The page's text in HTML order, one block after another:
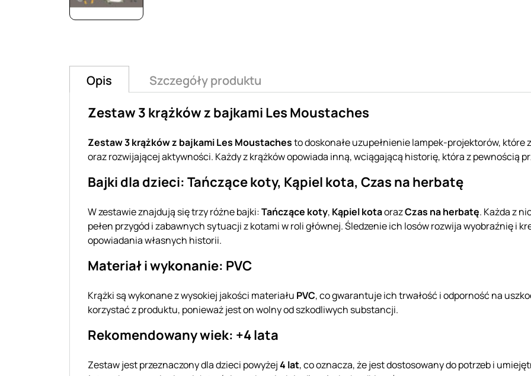
Opis Szczegóły produktu
Zestaw 3 krążków z bajkami Les Moustaches
Zestaw 3 krążków z bajkami Les Moustachesto doskonałe uzupełnienie lampek-projektorów, które
oraz rozwijającej aktywności. Każdy z krążków opowiada inną, wciągającą historię, która z pewnością
Bajki dla dzieci: Tańczące koty, Kąpiel kota, Czas na herbatę
W zestawie znajdują się trzy różne bajki:Tańczące koty, Kąpiel kotaorazCzas na herbatę. Każda z
pełen przygód i zabawnych sytuacji z kotami w roli głównej. Śledzenie ich losów rozwija wyobraźnię i
opowiadania własnych historii.
Materiał i wykonanie: PVC
Krążki są wykonane z wysokiej jakości materiału PVC, co gwarantuje ich trwałość i odporność na
korzystać z produktu, ponieważ jest on wolny od szkodliwych substancji.
Rekomendowany wiek: +4 lata
Zestaw jest przeznaczony dla dzieci powyżej4 lat, co oznacza, że jest dostosowany do potrzeb i